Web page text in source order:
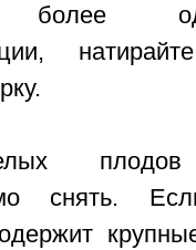
более
плодов
снять.